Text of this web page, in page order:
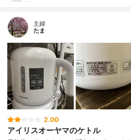
主婦
たま
2.00
アイリスオーヤマのケトル